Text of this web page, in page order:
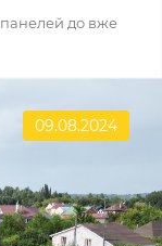
до вже
09.08.2024